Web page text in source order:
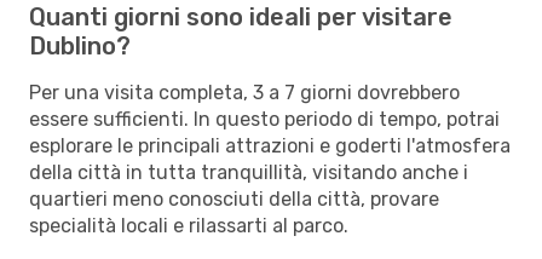
Quanti giorni sono ideali per visitare
Dublino?
Per una visita completa, 3 a 7 giorni dovrebbero
essere sufficienti. In questo periodo di tempo, potrai
esplorare le principali attrazioni e goderti l'atmosfera
della città in tutta tranquillità, visitando anche i
quartieri meno conosciuti della città, provare
specialità locali e rilassarti al parco.